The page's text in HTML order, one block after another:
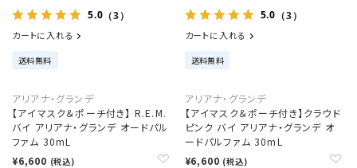
5.0 （3）
カートに入れる
送料無料
5.0 （3）
カートに入れる
送料無料
アリアナ・グランデ
【アイマスク＆ポーチ付き】 R.E.M.
バイ アリアナ・グランデ オードパル
ファム 30mL
¥6,600 (税込)
アリアナ・グランデ
【アイマスク＆ポーチ付き】クラウド
ピンク バイ アリアナ・グランデ オ
ードパルファム 30mL
¥6,600 (税込)